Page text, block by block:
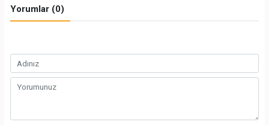
Yorumlar (0)